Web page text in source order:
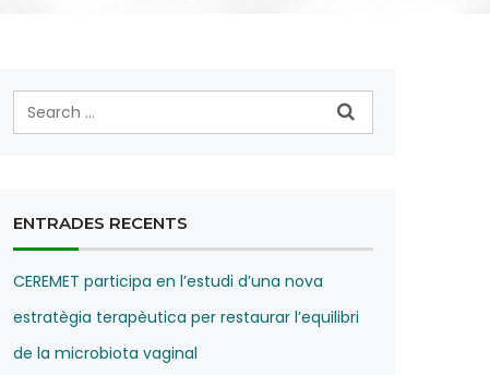
ENTRADES RECENTS
CEREMET participa en l’estudi d’una nova
estratègia terapèutica per restaurar l’equilibri
de la microbiota vaginal